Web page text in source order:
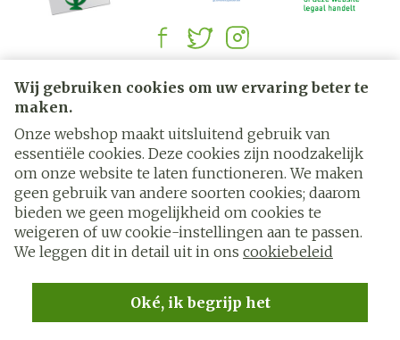
Wij gebruiken cookies om uw ervaring beter te
maken.
Onze webshop maakt uitsluitend gebruik van
essentiële cookies. Deze cookies zijn noodzakelijk
om onze website te laten functioneren. We maken
geen gebruik van andere soorten cookies; daarom
bieden we geen mogelijkheid om cookies te
weigeren of uw cookie-instellingen aan te passen.
We leggen dit in detail uit in ons cookiebeleid
Oké, ik begrijp het
Juridische links